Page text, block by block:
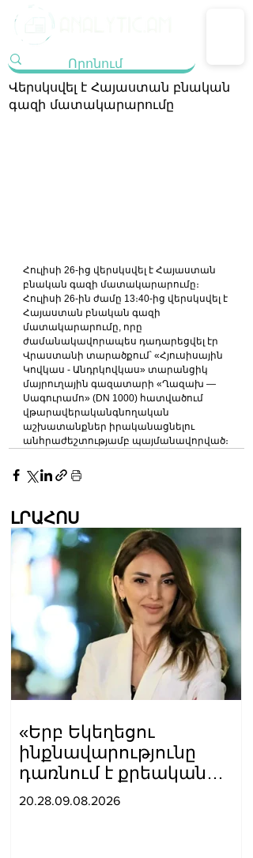
Վերսկսվել է Հայաստան բնական
գազի մատակարարումը
Հուլիսի 26-ից վերսկսվել է Հայաստան
բնական գազի մատակարարումը։
Հուլիսի 26-ին ժամը 13։40-ից վերսկսվել է
Հայաստան բնական գազի
մատակարարումը, որը
ժամանակավորապես դադարեցվել էր
Վրաստանի տարածքում՝ «Հյուսիսային
Կովկաս - Անդրկովկաս» տարանցիկ
մայրուղային գազատարի «Ղազախ —
Սագուրամո» (DN 1000) հատվածում
վթարավերականգնողական
աշխատանքներ իրականացնելու
անհրաժեշտությամբ պայմանավորված։
ԼՐԱՀՈՍ
«Երբ Եկեղեցու
ինքնավարությունը
դառնում է քրեական
գործ»․ Լիլիա Շուշանյան
20.28.09.08.2026